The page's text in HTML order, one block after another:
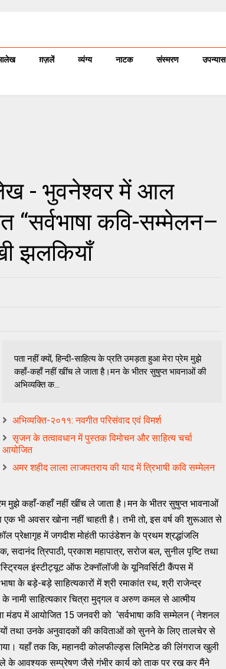
ग़ज़लें व्यंग्य नाटक संस्मरण उपन्यास
- भुवनेश्वर में आल
“सर्वभाषा कवि-सम्मेलन–
झलकियाँ
पता नहीं क्यों, हिन्दी-साहित्य के प्रति उमड़ता हुआ मेरा प्रेम मुझे
कहाँ-कहाँ नहीं खींच ले जाता है।मन के भीतर सुषुप्त भावनाओं की
अभिव्यक्ति क...
अभिव्यक्ति-२०११: नवगीत परिसंवाद एवं विमर्श
सृजन के तत्वावधान में पुस्तक विमोचन और साहि‍त्‍य चर्चा
आयोजित
अमर शहीद लाला लाजपतराय की याद में त्रिभाषी कवि सम्‍मेलन
मुझे कहाँ-कहाँ नहीं खींच ले जाता है।मन के भीतर सुषुप्त भावनाओं
भी अवसर खोना नहीं चाहती है। तभी तो, इस वर्ष की शुरूआत से
प्रेक्षागृह में जगदीश मोहंती फाउंडेशन के प्रथम श्रद्धांजलि
सदानंद त्रिपाठी, प्रकाश महापात्र, सरोज बल, सुनील पृष्टि तथा
इंस्टीट्यूट ऑफ टेक्नॉलॉजी के यूनिवर्सिटी कैंपस में
के बड़े-बड़े साहित्यकारों में श्री रमाकांत रथ, श्री राजेन्द्र
के नामी साहित्यकार चित्रा मुद्गल व अरुण कमल से आत्मीय
मंडप में आयोजित 15 जनवरी को ‘सर्वभाषा कवि सम्मेलन ( नेशनल
तथा उनके अनुवादकों की कविताओं को सुनने के लिए तालचेर से
यहाँ तक कि, महानदी कोलफील्ड्स लिमिटेड की लिंगराज खुली
के आवश्यक सम्प्रेषण जैसे गंभीर कार्य को ताक पर रख कर मैंने